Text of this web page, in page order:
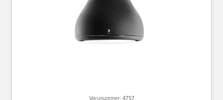
Varunummer: 4757